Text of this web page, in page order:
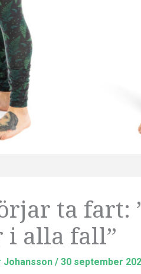
ta fart:
i alla fall”
Johansson / 30 september